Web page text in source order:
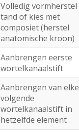
Volledig vormherstel
tand of kies met
composiet (herstel
anatomische kroon)
Aanbrengen eerste
wortelkanaalstift
Aanbrengen van elke
volgende
wortelkanaalstift in
hetzelfde element